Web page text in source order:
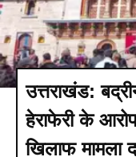
उत्तराखंड:
हेराफेरी के
खिलाफ मामला